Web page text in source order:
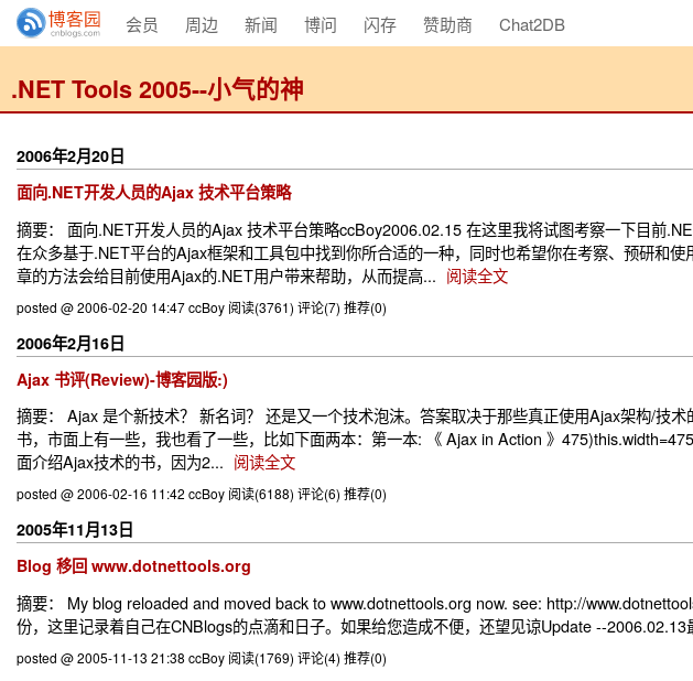
会员 周边 新闻 博问 闪存 赞助商 Chat2DB
.NET Tools 2005--小气的神
2006年2月20日
面向.NET开发人员的Ajax 技术平台策略
摘要： 面向.NET开发人员的Ajax 技术平台策略ccBoy2006.02.15 在这里我将试图考察一下目前
在众多基于.NET平台的Ajax框架和工具包中找到你所合适的一种，同时也希望你在考察、预研和
章的方法会给目前使用Ajax的.NET用户带来帮助，从而提高... 阅读全文
posted @ 2006-02-20 14:47 ccBoy 阅读(3761) 评论(7) 推荐(0)
2006年2月16日
Ajax 书评(Review)-博客园版:)
摘要： Ajax 是个新技术？ 新名词？ 还是又一个技术泡沫。答案取决于那些真正使用Ajax架构/技
书，市面上有一些，我也看了一些，比如下面两本：第一本: 《 Ajax in Action 》
面介绍Ajax技术的书，因为2... 阅读全文
posted @ 2006-02-16 11:42 ccBoy 阅读(6188) 评论(6) 推荐(0)
2005年11月13日
Blog 移回 www.dotnettools.org
摘要： My blog reloaded and moved back to www.dotnettools.org now. see: http://
份，这里记录着自己在CNBlogs的点滴和日子。如果给您造成不便，还望见谅Update --2006.02.13
posted @ 2005-11-13 21:38 ccBoy 阅读(1769) 评论(4) 推荐(0)